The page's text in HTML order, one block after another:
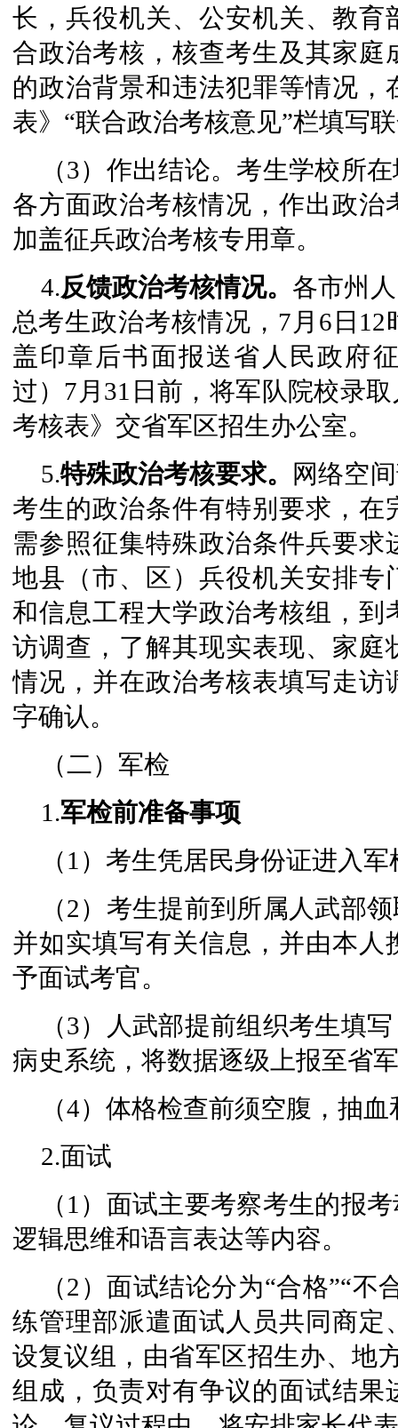
长，兵役机关、公安机关、教
合政治考核，核查考生及其家
的政治背景和违法犯罪等情况
表》“联合政治考核意见”栏填写
（3）作出结论。考生学校所
各方面政治考核情况，作出政
加盖征兵政治考核专用章。
4.反馈政治考核情况。各市州
总考生政治考核情况，7月6日
盖印章后书面报送省人民政府
过）7月31日前，将军队院校录
考核表》交省军区招生办公室。
5.特殊政治考核要求。
网络空
考生的政治条件有特别要求，
需参照征集特殊政治条件兵要
地县（市、区）兵役机关安排
和信息工程大学政治考核组，
访调查，了解其现实表现、家
情况，并在政治考核表填写走
字确认。
（二）军检
1.军检前准备事项
（1）考生凭居民身份证进入
（2）考生提前到所属人武部
并如实填写有关信息，并由本
予面试考官。
（3）人武部提前组织考生填
病史系统，将数据逐级上报至省
（4）体格检查前须空腹，抽
2.面试
（1）面试主要考察考生的报
逻辑思维和语言表达等内容。
（2）面试结论分为“合格”“
练管理部派遣面试人员共同商
设复议组，由省军区招生办、地
组成，负责对有争议的面试结